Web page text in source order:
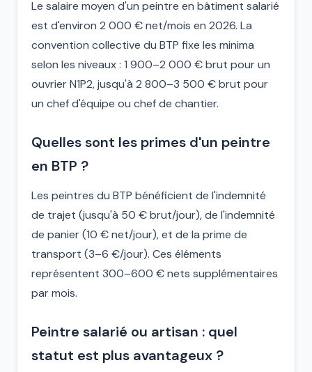
Le salaire moyen d'un peintre en bâtiment salarié
est d'environ 2 000 € net/mois en 2026. La
convention collective du BTP fixe les minima
selon les niveaux : 1 900–2 000 € brut pour un
ouvrier N1P2, jusqu'à 2 800–3 500 € brut pour
un chef d'équipe ou chef de chantier.
Quelles sont les primes d'un peintre
en BTP ?
Les peintres du BTP bénéficient de l'indemnité
de trajet (jusqu'à 50 € brut/jour), de l'indemnité
de panier (10 € net/jour), et de la prime de
transport (3–6 €/jour). Ces éléments
représentent 300–600 € nets supplémentaires
par mois.
Peintre salarié ou artisan : quel
statut est plus avantageux ?